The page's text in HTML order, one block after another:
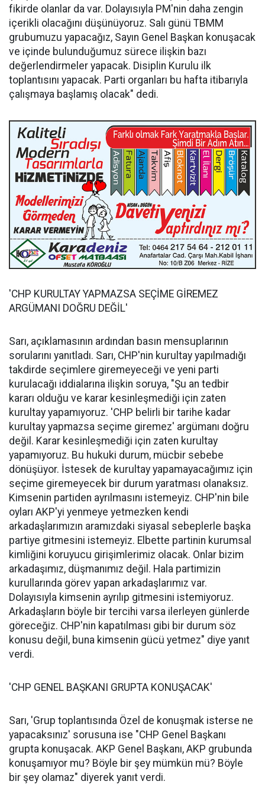
fikirde olanlar da var. Dolayısıyla PM'nin daha zengin
içerikli olacağını düşünüyoruz. Salı günü TBMM
grubumuzu yapacağız, Sayın Genel Başkan konuşacak
ve içinde bulunduğumuz sürece ilişkin bazı
değerlendirmeler yapacak. Disiplin Kurulu ilk
toplantısını yapacak. Parti organları bu hafta itibarıyla
çalışmaya başlamış olacak" dedi.
'CHP KURULTAY YAPMAZSA SEÇİME GİREMEZ
ARGÜMANI DOĞRU DEĞİL'
Sarı, açıklamasının ardından basın mensuplarının
sorularını yanıtladı. Sarı, CHP'nin kurultay yapılmadığı
takdirde seçimlere giremeyeceği ve yeni parti
kurulacağı iddialarına ilişkin soruya, "Şu an tedbir
kararı olduğu ve karar kesinleşmediği için zaten
kurultay yapamıyoruz. 'CHP belirli bir tarihe kadar
kurultay yapmazsa seçime giremez' argümanı doğru
değil. Karar kesinleşmediği için zaten kurultay
yapamıyoruz. Bu hukuki durum, mücbir sebebe
dönüşüyor. İstesek de kurultay yapamayacağımız için
seçime giremeyecek bir durum yaratması olanaksız.
Kimsenin partiden ayrılmasını istemeyiz. CHP'nin bile
oyları AKP'yi yenmeye yetmezken kendi
arkadaşlarımızın aramızdaki siyasal sebeplerle başka
partiye gitmesini istemeyiz. Elbette partinin kurumsal
kimliğini koruyucu girişimlerimiz olacak. Onlar bizim
arkadaşımız, düşmanımız değil. Hala partimizin
kurullarında görev yapan arkadaşlarımız var.
Dolayısıyla kimsenin ayrılıp gitmesini istemiyoruz.
Arkadaşların böyle bir tercihi varsa ilerleyen günlerde
göreceğiz. CHP'nin kapatılması gibi bir durum söz
konusu değil, buna kimsenin gücü yetmez" diye yanıt
verdi.
'CHP GENEL BAŞKANI GRUPTA KONUŞACAK'
Sarı, 'Grup toplantısında Özel de konuşmak isterse ne
yapacaksınız' sorusuna ise "CHP Genel Başkanı
grupta konuşacak. AKP Genel Başkanı, AKP grubunda
konuşamıyor mu? Böyle bir şey mümkün mü? Böyle
bir şey olamaz" diyerek yanıt verdi.